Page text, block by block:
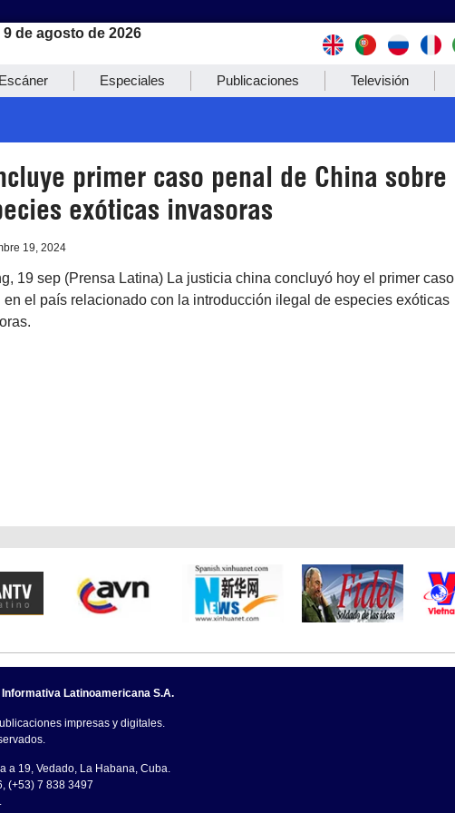
de agosto de 2026
Escáner Especiales Publicaciones Televisión
primer caso penal de China sobre
exóticas invasoras
19, 2024
19 sep (Prensa Latina) La justicia china concluyó hoy el primer caso
en el país relacionado con la introducción ilegal de especies exóticas
Latinoamericana S.A.
impresas y digitales.
a 19, Vedado, La Habana, Cuba.
(+53) 7 838 3497